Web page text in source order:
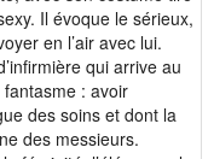
Il évoque le sérieux,
en l’air avec lui.
qui arrive au
: avoir
des soins et dont la
des messieurs.